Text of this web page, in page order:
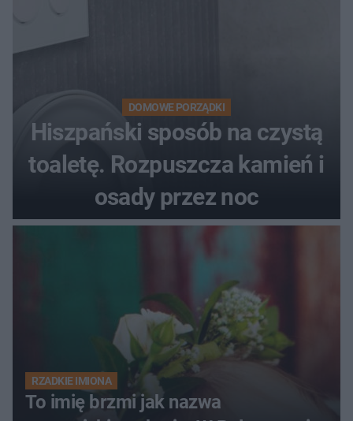
DOMOWE PORZĄDKI
Hiszpański sposób na czystą
toaletę. Rozpuszcza kamień i
osady przez noc
RZADKIE IMIONA
To imię brzmi jak nazwa